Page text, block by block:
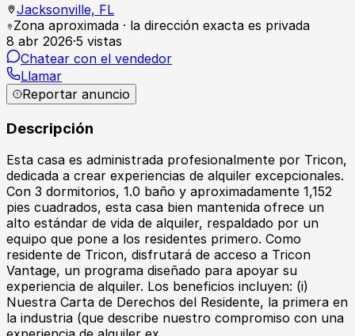
Jacksonville, FL
Zona aproximada · la dirección exacta es privada
8 abr 2026·5 vistas
Chatear con el vendedor
Llamar
Reportar anuncio
Descripción
Esta casa es administrada profesionalmente por Tricon,
dedicada a crear experiencias de alquiler excepcionales.
Con 3 dormitorios, 1.0 baño y aproximadamente 1,152
pies cuadrados, esta casa bien mantenida ofrece un
alto estándar de vida de alquiler, respaldado por un
equipo que pone a los residentes primero. Como
residente de Tricon, disfrutará de acceso a Tricon
Vantage, un programa diseñado para apoyar su
experiencia de alquiler. Los beneficios incluyen: (i)
Nuestra Carta de Derechos del Residente, la primera en
la industria (que describe nuestro compromiso con una